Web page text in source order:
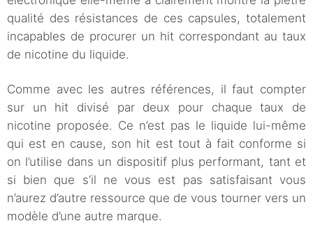
qualité des résistances de ces capsules, totalement
incapables de procurer un hit correspondant au taux
de nicotine du liquide.
Comme avec les autres références, il faut compter
sur un hit divisé par deux pour chaque taux de
nicotine proposée. Ce n’est pas le liquide lui-même
qui est en cause, son hit est tout à fait conforme si
on l’utilise dans un dispositif plus performant, tant et
si bien que s’il ne vous est pas satisfaisant vous
n’aurez d’autre ressource que de vous tourner vers un
modèle d’une autre marque.